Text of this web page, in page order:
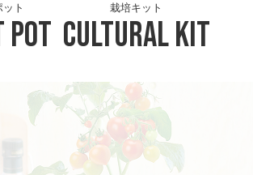
Pot
ト
Cultural Kit
栽培キット